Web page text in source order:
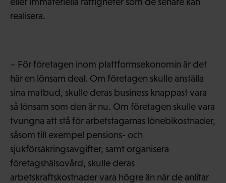
realisera.
– För företagen inom plattformsekonomin är det
här en lönsam deal. Om företagen skulle anställa
sina matbud, skulle deras business knappast vara
så lönsam som den är nu. Om företagen skulle vara
tvungna att stå för arbetstagarnas lönebikostnader,
såsom till exempel pensions- och
sjukförsäkringsavgifter, samt organisera
företagshälsovård, skulle deras
arbetskraftskostnader vara högre än när de anlitar